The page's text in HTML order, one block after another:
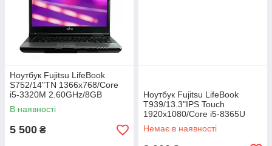
Ноутбук Fujitsu LifeBook
S752/14"TN 1366x768/Core
i5-3320M 2.60GHz/8GB
DDR3/HDD 500GB/Intel HD
Graphics Б/В
В наявності
5 500 ₴
Ноутбук Fujitsu LifeBook
T939/13.3"IPS Touch
1920x1080/Core i5-8365U
1.60GHz/8GB DDR4/SSD
256GB/Intel HD Graphics Б/В
Немає в наявності